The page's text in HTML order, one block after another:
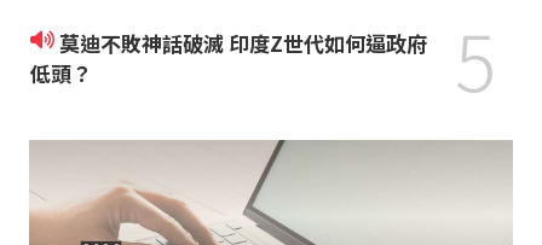
莫迪不敗神話破滅 印度Z世代如何逼政府
低頭？
5